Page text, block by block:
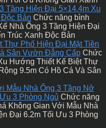
Tầng Hiện Đại 5×14.4m Xu
Bản Chức năng bình
Nhà Ống 3 Tầng Hiện Đại
Trúc Xanh Độc Bản
Thự Phố Hiện Đại Mặt Tiền
Sân Vườn Đẳng Cấp Chức
Hướng Thiết Kế Biệt Thự
9.5m Có Hồ Cá Và Sân
Mẫu Nhà Ống 3 Tầng Nở
3 Phòng Ngủ Chức năng
Không Gian Với Mẫu Nhà
Đại 6.2m Tối Ưu 3 Phòng